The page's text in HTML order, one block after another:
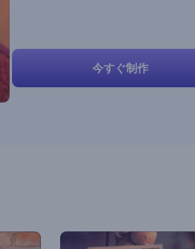
今すぐ制作